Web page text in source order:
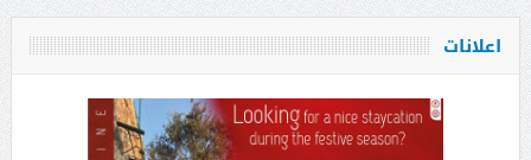
اعلانات